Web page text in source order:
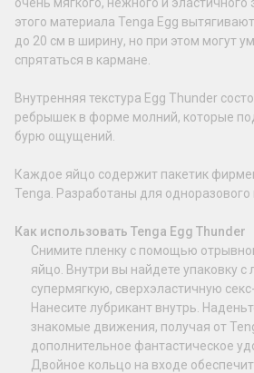
этого материала Tenga Egg
до 20 см в ширину, но при этом могут
спрятаться в кармане.
Внутренняя текстура Egg Thunder
ребрышек в форме молний, которые
бурю ощущений.
Каждое яйцо содержит пакетик
Tenga. Разработаны для одноразового
Как использовать Tenga Egg Thunder
Снимите пленку с помощью
яйцо. Внутри вы найдете упаковку с
супермягкую, сверхэластичную
Нанесите лубрикант внутрь.
знакомые движения, получая от
дополнительное фантастическое
Двойное кольцо на входе